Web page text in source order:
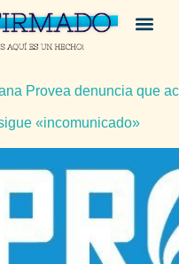
Provea denuncia que
«incomunicado»